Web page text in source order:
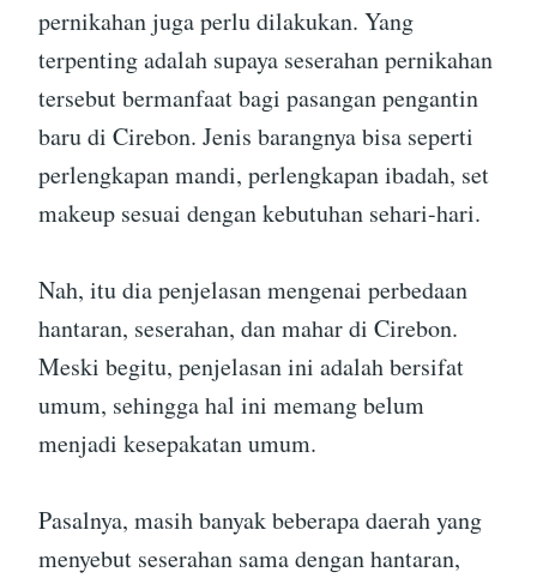
pernikahan juga perlu dilakukan. Yang
terpenting adalah supaya seserahan pernikahan
tersebut bermanfaat bagi pasangan pengantin
baru di Cirebon. Jenis barangnya bisa seperti
perlengkapan mandi, perlengkapan ibadah, set
makeup sesuai dengan kebutuhan sehari-hari.
Nah, itu dia penjelasan mengenai perbedaan
hantaran, seserahan, dan mahar di Cirebon.
Meski begitu, penjelasan ini adalah bersifat
umum, sehingga hal ini memang belum
menjadi kesepakatan umum.
Pasalnya, masih banyak beberapa daerah yang
menyebut seserahan sama dengan hantaran,